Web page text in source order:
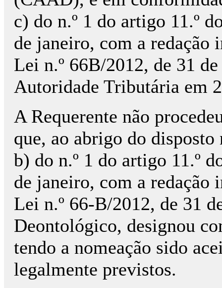
c) do n.º 1 do artigo 11.º
de janeiro, com a redação
Lei n.º 66­B/2012, de 31
Autoridade Tributária em
A Requerente não
que, ao abrigo do disposto
b) do n.º 1 do artigo 11.º
de janeiro, com a redação
Lei n.º 66-B/2012, de 31
Deontológico, designou
tendo a nomeação sido
legalmente previstos.